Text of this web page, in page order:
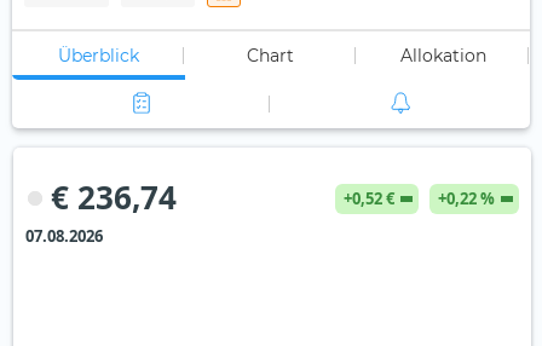
Überblick Chart Allokation
€ 236,74 +0,52 €
+0,22 %
07.08.2026